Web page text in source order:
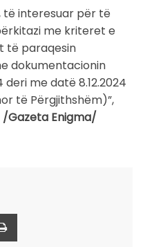
të interesuar për të
me kriteret e
të paraqesin
dokumentacionin
deri me datë 8.12.2024
të Përgjithshëm)”,
/Gazeta Enigma/